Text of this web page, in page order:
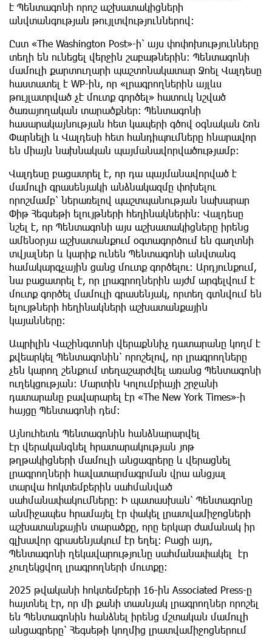
է Պենտագոնի որոշ աշխատակիցների
անվտանգության թույլտվություններով։
Ըստ «The Washington Post»-ի՝ այս փոփոխությունները
տեղի են ունեցել վերջին շաբաթներին։ Պենտագոնի
մամուլի քարտուղարի պաշտոնակատար Ջոել Վալդեսը
հաստատել է WP-ին, որ «լրագրողներին այլևս
թույլատրված չէ մուտք գործել» հատուկ նշված
ծառայողական տարածքներ։ Պենտագոնի
հասարակայնության հետ կապերի գծով օգնական Շոն
Փարնելի և Վալդեսի հետ հանդիպումները հնարավոր
են միայն նախնական պայմանավորվածությամբ։
Վալդեսը բացատրել է, որ դա պայմանավորված է
մամուլի գրասենյակի անձնակազմը փոխելու
որոշմամբ՝ ներառելով պաշտպանության նախարար
Փիթ Հեգսեթի ելույթների հեղինակներին։ Վալդեսը
նշել է, որ Պենտագոնի այս աշխատակիցները իրենց
ամենօրյա աշխատանքում օգտագործում են գաղտնի
տվյալներ և կարիք ունեն Պենտագոնի անվտանգ
համակարգչային ցանց մուտք գործելու։ Արդյունքում,
նա բացատրել է, որ լրագրողներին այժմ արգելվում է
մուտք գործել մամուլի գրասենյակ, որտեղ գտնվում են
ելույթների հեղինակների աշխատանքային
կայանները։
Ապրիլին Վաշինգտոնի վերաքննիչ դատարանը կողմ է
քվեարկել Պենտագոնին՝ որոշելով, որ լրագրողները
չեն կարող շենքում տեղաշարժվել առանց Պենտագոնի
ուղեկցության։ Մարտին Կոլումբիայի շրջանի
դատարանը բավարարել էր «The New York Times»-ի
հայցը Պենտագոնի դեմ։
Այնուհետև Պենտագոնին հանձնարարվել
էր վերականգնել հրատարակության յոթ
թղթակիցների մամուլի անցագրերը և վերացնել
լրագրողների հավատարմագրման վրա անցյալ
տարվա հոկտեմբերին սահմանված
սահմանափակումները։ Ի պատասխան՝ Պենտագոնը
անմիջապես հրամայել էր փակել լրատվամիջոցների
աշխատանքային տարածքը, որը երկար ժամանակ իր
գլխավոր գրասենյակում էր եղել։ Բացի այդ,
Պենտագոնի ղեկավարությունը սահմանափակել էր
չուղեկցվող լրագրողների մուտքը։
2025 թվականի հոկտեմբերի 16-ին Associated Press-ը
հայտնել էր, որ մի քանի տասնյակ լրագրողներ որոշել
են Պենտագոնին հանձնել իրենց մշտական ​​մամուլի
անցագրերը՝ Հեգսեթի կողմից լրատվամիջոցներում